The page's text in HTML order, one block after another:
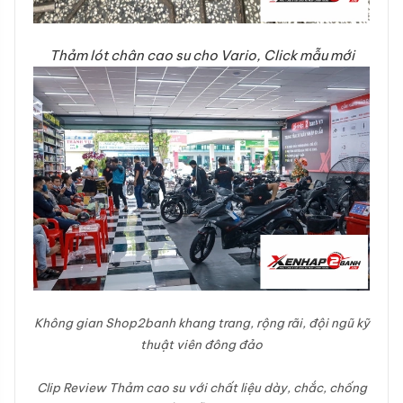
Thảm lót chân cao su cho Vario, Click mẫu mới
Không gian Shop2banh khang trang, rộng rãi, đội ngũ kỹ
thuật viên đông đảo
Clip Review Thảm cao su với chất liệu dày, chắc, chống